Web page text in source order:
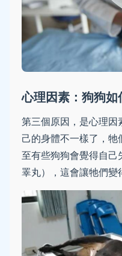
心理因素：狗狗
第三個原因，是心理因
己的身體不一樣了，
至有些狗狗會覺得自己
睪丸），這會讓牠們變